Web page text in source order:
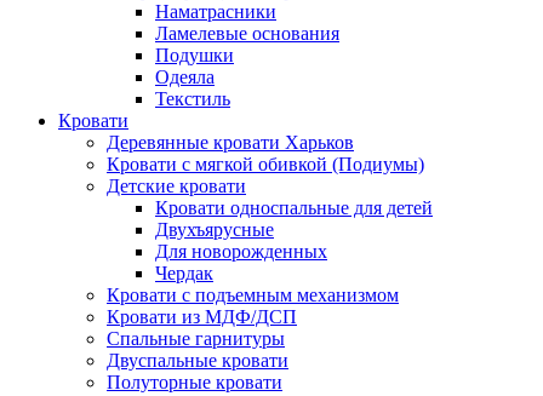
Наматрасники
Ламелевые основания
Подушки
Одеяла
Текстиль
Кровати
Деревянные кровати Харьков
Кровати с мягкой обивкой (Подиумы)
Детские кровати
Кровати односпальные для детей
Двухъярусные
Для новорожденных
Чердак
Кровати с подъемным механизмом
Кровати из МДФ/ДСП
Спальные гарнитуры
Двуспальные кровати
Полуторные кровати